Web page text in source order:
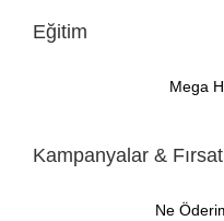
Eğitim
Mega
Kampanyalar &
Ne